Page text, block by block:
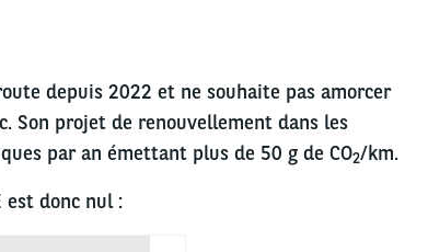
depuis 2022 et ne souhaite pas amorcer
Son projet de renouvellement dans les
par an émettant plus de 50 g de CO2/km.
est donc nul :